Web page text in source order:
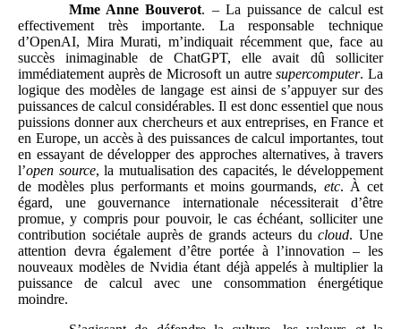
Mme Anne Bouverot. – La puissance de calcul est
effectivement très importante. La responsable technique
d’OpenAI, Mira Murati, m’indiquait récemment que, face au
succès inimaginable de ChatGPT, elle avait dû solliciter
immédiatement auprès de Microsoft un autresupercomputer. La
logique des modèles de langage est ainsi de s’appuyer sur des
puissances de calcul considérables. Il est donc essentiel que nous
puissions donner aux chercheurs et aux entreprises, en France et
en Europe, un accès à des puissances de calcul importantes, tout
en essayant de développer des approches alternatives, à travers
l’open source, la mutualisation des capacités, le développement
de modèles plus performants et moins gourmands, etc. À cet
égard, une gouvernance internationale nécessiterait d’être
promue, y compris pour pouvoir, le cas échéant, solliciter une
contribution sociétale auprès de grands acteurs ducloud. Une
attention devra également d’être portée à l’innovation – les
nouveaux modèles de Nvidia étant déjà appelés à multiplier la
puissance de calcul avec une consommation énergétique
moindre.